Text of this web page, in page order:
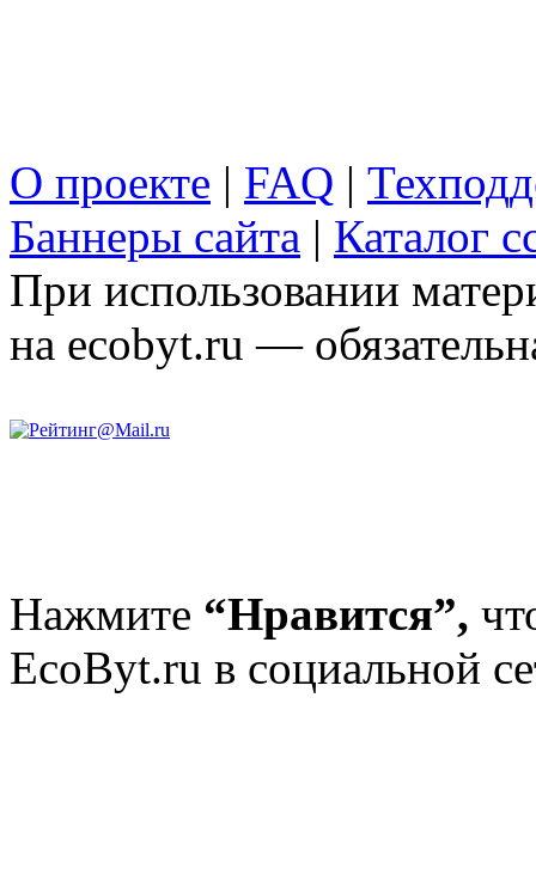
О проекте | FAQ |
Баннеры сайта | Каталог
При использовании
на ecobyt.ru —
Нажмите “Нравится”,
EcoByt.ru в социальной